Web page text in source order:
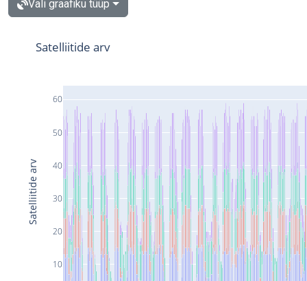
Vali graafiku tüüp
10
20
30
40
50
60
Satelliitide arv
Satelliitide arv